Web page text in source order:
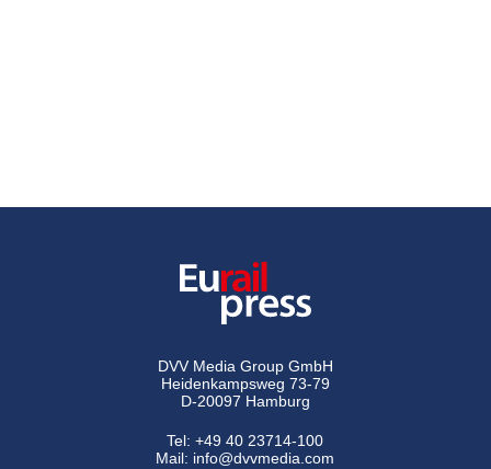
DVV Media Group GmbH
Heidenkampsweg 73-79
D-20097 Hamburg
Tel:+49 40 23714-100
Mail: info@dvvmedia.com